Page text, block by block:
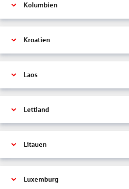
Kolumbien
Kroatien
Laos
Lettland
Litauen
Luxemburg